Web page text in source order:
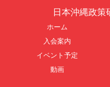
日本沖縄政策
ホーム
入会案内
イベント予定
動画